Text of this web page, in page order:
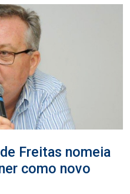
Freitas nomeia
como novo